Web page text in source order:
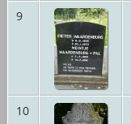
9
10